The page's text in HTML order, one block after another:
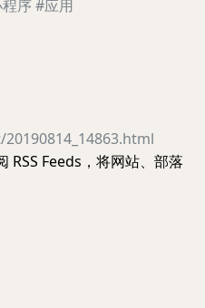
序#应用
RSS Feeds，将网站、部落